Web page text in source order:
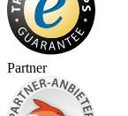
Partner